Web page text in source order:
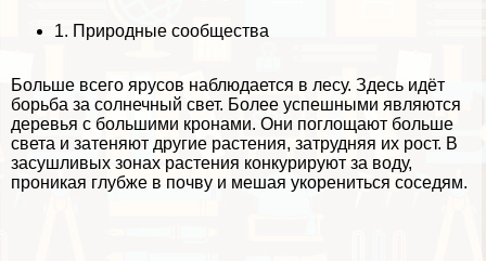
1. Природные сообщества
Больше всего ярусов наблюдается в лесу. Здесь идёт
борьба за солнечный свет. Более успешными являются
деревья с большими кронами. Они поглощают больше
света и затеняют другие растения, затрудняя их рост. В
засушливых зонах растения конкурируют за воду,
проникая глубже в почву и мешая укорениться соседям.